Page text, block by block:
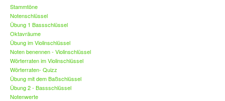
Stammtöne
Notenschlüssel
Übung 1 Bassschlüssel
Oktavräume
Übung im Violinschlüssel
Noten benennen - Violinschlüssel
Wörterraten im Violinschlüssel
Wörterraten- Quizz
Übung mit dem Baßschlüssel
Übung 2 - Bassschlüssel
Notenwerte